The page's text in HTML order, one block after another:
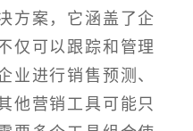
方案，它涵盖了企
仅可以跟踪和管理
业进行销售预测、
他营销工具可能只